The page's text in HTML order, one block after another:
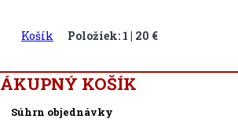
Košík Položiek: 1 | 20 €
KOŠÍK
Súhrn objednávky